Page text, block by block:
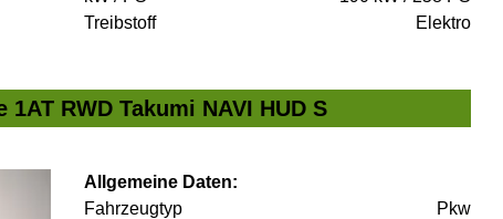
Treibstoff
Elektro
1AT RWD Takumi NAVI HUD S
Allgemeine Daten:
Fahrzeugtyp
Pkw